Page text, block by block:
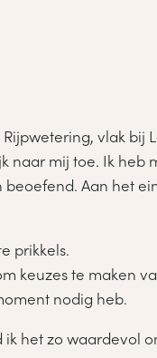
vlak bij
mij toe. Ik
Aan het
prikkels.
keuzes te maken
nodig heb.
het zo waardevol